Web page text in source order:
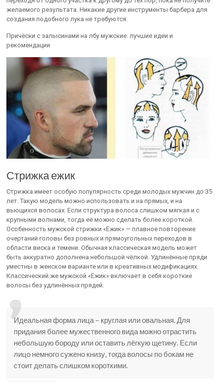
желаемого результата. Никакие другие инструменты барбера для
создания подобного лука не требуются.
Причёски с залысинами на лбу мужские: лучшие идеи и
рекомендации
Стрижка ежик
Стрижка имеет особую популярность среди молодых мужчин до 35
лет. Такую модель можно использовать и на прямых, и на
вьющихся волосах. Если структура волоса слишком мягкая и с
крупными волнами, тогда её можно сделать более короткой.
Особенность мужской стрижки «Ёжик» — плавное повторение
очертаний головы без ровных и прямоугольных переходов в
области виска и темени. Обычная классическая модель может
быть аккуратно дополнена небольшой чёлкой. Удлинённые пряди
уместны в женском варианте или в креативных модификациях.
Классический же мужской «Ёжик» включает в себя короткие
волосы без удлинённых прядей.
Идеальная форма лица – круглая или овальная. Для
придания более мужественного вида можно отрастить
небольшую бороду или оставить лёгкую щетину. Если
лицо немного сужено книзу, тогда волосы по бокам не
стоит делать слишком короткими.